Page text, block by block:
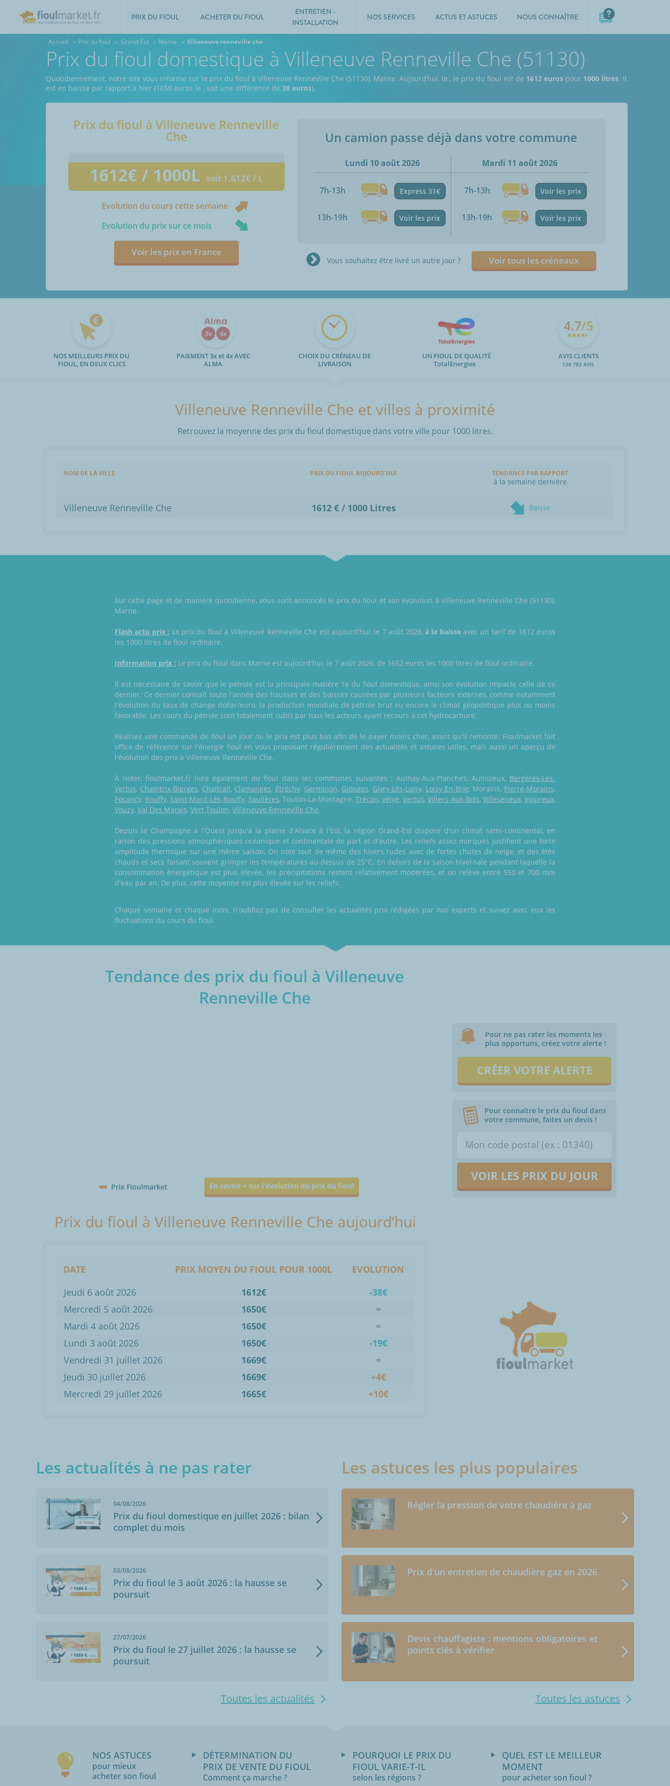
PRIX DU FIOUL ACHETER DU FIOUL
ENTRETIEN -
INSTALLATION
NOS SERVICES ACTUS ET ASTUCES NOUS CONNAÎTRE
Accueil Prix du fioul Grand-Est Marne Villeneuve renneville che
Prix du fioul domestique à Villeneuve Renneville Che (51130)
Quotidiennement, notre site vous informe sur le prix du fioul à Villeneuve Renneville Che (51130), Marne. Aujourd’hui, le , le prix du fioul est de 1612 euros pour 1000 litres. Il
est en baisse par rapport à hier (1650 euros le , soit une différence de 38 euros).
Prix du fioul àVilleneuve Renneville
Che
1612€ / 1000L soit 1,612€ / L
Evolution du cours cette semaine
Evolution du prix sur ce mois
Voir les prix en France
Un camion passe déjà dans votre commune
Lundi 10 août 2026
7h-13h Express 31€
13h-19h Voir les prix
Mardi 11 août 2026
7h-13h Voir les prix
13h-19h Voir les prix
Vous souhaitez être livré un autre jour ? Voir tous les créneaux
NOS MEILLEURS PRIX DU
FIOUL, EN DEUX CLICS
PAIEMENT 3x et 4x AVEC
ALMA
CHOIX DU CRÉNEAU DE
LIVRAISON
UN FIOUL DE QUALITÉ
TotalEnergies
4.7/5
AVIS CLIENTS
138 782 AVIS
Villeneuve Renneville Che et villes à proximité
Retrouvez la moyenne des prix du fioul domestique dans votre ville pour 1000 litres.
NOM DE LA VILLE PRIX DU FIOUL AUJOURD'HUI TENDANCE PAR RAPPORT
à la semaine dernière
Villeneuve Renneville Che 1612 € / 1000 Litres Baisse
Sur cette page et de manière quotidienne, vous sont annoncés le prix du fioul et son évolution à Villeneuve Renneville Che (51130),
Marne.
Flash actu prix : Le prix du fioul à Villeneuve Renneville Che est aujourd'hui, le 7 août 2026, à la baisseavec un tarif de 1612 euros
les 1000 litres de fioul ordinaire.
Information prix : Le prix du fioul dans Marne est aujourd'hui, le 7 août 2026, de 1652 euros les 1000 litres de fioul ordinaire.
Il est nécessaire de savoir que le pétrole est la principale matière 1e du fioul domestique, ainsi son évolution impacte celle de ce
dernier. Ce dernier connaît toute l'année des hausses et des baisses causées par plusieurs facteurs externes, comme notamment
l'évolution du taux de change dollar/euro, la production mondiale de pétrole brut ou encore le climat géopolitique plus ou moins
favorable. Les cours du pétrole sont totalement subis par tous les acteurs ayant recours à cet hydrocarbure.
Réalisez une commande de fioul un jour où le prix est plus bas afin de le payer moins cher, avant qu'il remonte. Fioulmarket fait
office de référence sur l'énergie fioul en vous proposant régulièrement des actualités et astuces utiles, mais aussi un aperçu de
l'évolution des prix à Villeneuve Renneville Che.
À noter, fioulmarket.fr livre également du fioul dans les communes suivantes : Aulnay-Aux-Planches, Aulnizeux, Bergères-Lès-
Vertus, Chaintrix-Bierges, Chaltrait, Clamanges, Étréchy, Germinon, Gionges, Givry-Lès-Loisy, Loisy-En-Brie, Morains, Pierre-Morains,
Pocancy, Rouffy, Saint-Mard-Lès-Rouffy, Soulières, Toulon-La-Montagne, Trécon, Vélye, Vertus, Villers-Aux-Bois, Villeseneux, Voipreux,
Vouzy, Val Des Marais, Vert Toulon, Villeneuve Renneville Che.
Depuis la Champagne à l'Ouest jusqu'à la plaine d'Alsace à l'Est, la région Grand-Est dispose d'un climat semi-continental, en
raison des pressions atmosphériques océanique et continentale de part et d'autre. Les reliefs assez marqués justifient une forte
amplitude thermique sur une même saison. On note tout de même des hivers rudes avec de fortes chutes de neige, et des étés
chauds et secs faisant souvent grimper les températures au-dessus de 25°C. En dehors de la saison hivernale pendant laquelle la
consommation énergétique est plus élevée, les précipitations restent relativement modérées, et on relève entre 550 et 700 mm
d'eau par an. De plus, cette moyenne est plus élevée sur les reliefs.
Chaque semaine et chaque mois, n'oubliez pas de consulter les actualités prix rédigées par nos experts et suivez avec eux les
fluctuations du cours du fioul.
Tendance des prix du fioul à Villeneuve
Renneville Che
Prix Fioulmarket En savoir + sur l'évolution du prix du fioul
Pour ne pas rater les moments les
plus opportuns, créez votre alerte !
CRÉER VOTRE ALERTE
Pour connaître le prix du fioul dans
votre commune, faites un devis !
VOIR LES PRIX DU JOUR
Prix du fioul à Villeneuve Renneville Che aujourd’hui
DATE PRIX MOYEN DU FIOUL POUR 1000L
EVOLUTION
Jeudi 6 août 2026
1612€
-38€
Mercredi 5 août 2026
1650€
=
Mardi 4 août 2026
1650€
=
Lundi 3 août 2026
1650€
-19€
Vendredi 31 juillet 2026
1669€
=
Jeudi 30 juillet 2026
1669€
+4€
Mercredi 29 juillet 2026
1665€ +10€
Les actualités à ne pas rater
04/08/2026
Prix du fioul domestique en juillet 2026 : bilan
complet du mois
03/08/2026
Prix du fioul le 3 août 2026 : la hausse se
poursuit
27/07/2026
Prix du fioul le 27 juillet 2026 : la hausse se
poursuit
Toutes les actualités
Les astuces les plus populaires
Régler la pression de votre chaudière à gaz
Prix d'un entretien de chaudière gaz en 2026
Devis chauffagiste : mentions obligatoires et
points clés à vérifier
Toutes les astuces
NOS ASTUCES
pour mieux
acheter son fioul
DÉTERMINATION DU
PRIX DE VENTE DU FIOUL
Comment ça marche ?
POURQUOI LE PRIX DU
FIOUL VARIE-T-IL
selon les régions ?
QUEL EST LE MEILLEUR
MOMENT
pour acheter son fioul ?